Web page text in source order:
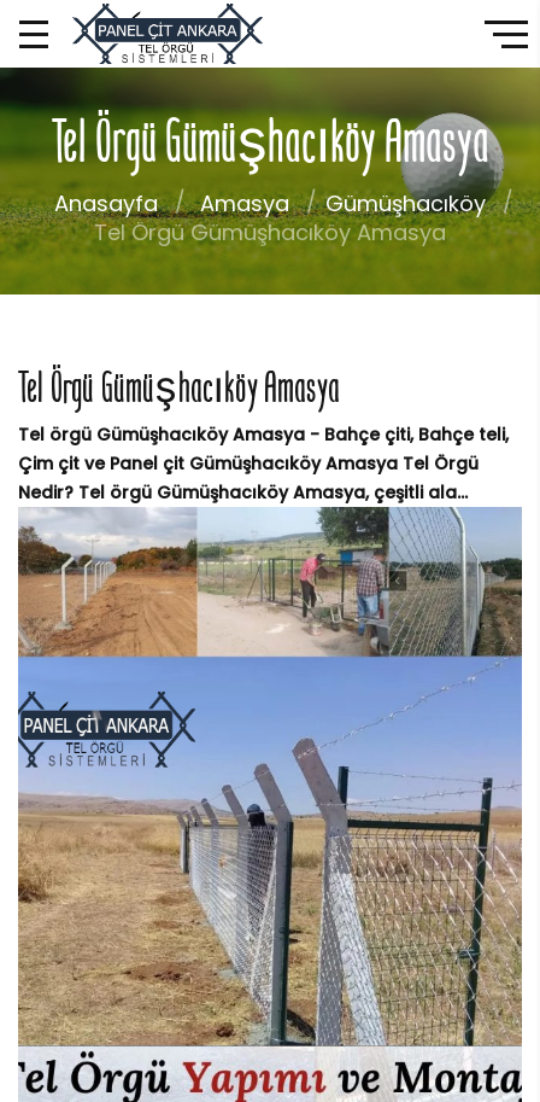
Tel Örgü Gümüşhacıköy Amasya
Anasayfa Amasya
Gümüşhacıköy
Tel Örgü Gümüşhacıköy Amasya
Tel Örgü Gümüşhacıköy Amasya
Tel örgü Gümüşhacıköy Amasya - Bahçe çiti, Bahçe teli,
Çim çit ve Panel çit Gümüşhacıköy Amasya Tel Örgü
Nedir? Tel örgü Gümüşhacıköy Amasya, çeşitli ala...